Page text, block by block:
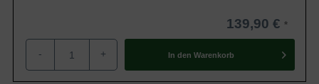
139,90 €
- + In den Warenkorb